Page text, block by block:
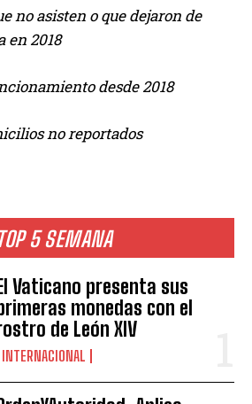
5 SEMANA
Vaticano presenta sus
monedas con el
de León XIV
INTERNACIONAL
no asisten o que dejaron de
en 2018
desde 2018
no reportados